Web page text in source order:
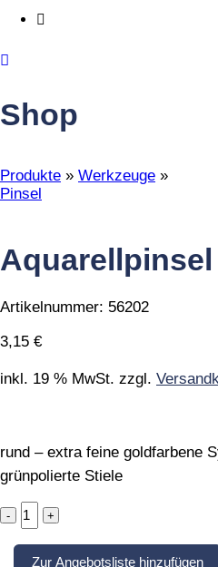
Shop
Produkte » Werkzeuge »
Pinsel
Aquarellpinsel
Artikelnummer: 56202
3,15 €
inkl. 19 % MwSt. zzgl.
rund – extra feine goldfarbene
grünpolierte Stiele
Aquarellpinsel
quantity
Zur Angebotsliste hinzufügen